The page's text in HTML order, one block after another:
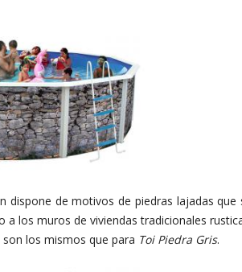
dispone de motivos de piedras lajadas que
los muros de viviendas tradicionales
los mismos que para Toi Piedra Gris.